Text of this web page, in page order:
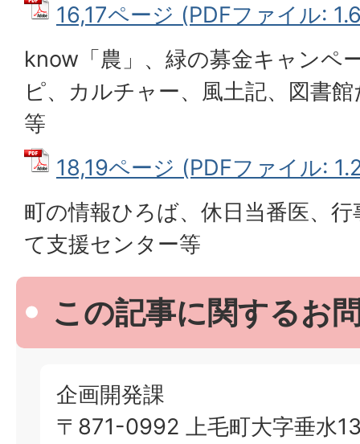
16,17ページ (PDFファイル:
know「農」、緑の募金キャンペ
ピ、カルチャー、風土記、図書
等
18,19ページ (PDFファイル:
町の情報ひろば、休日当番医、
て支援センター等
この記事に関するお
企画開発課
〒871-0992 上毛町大字垂水